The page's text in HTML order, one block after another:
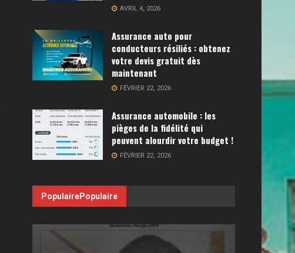
AVRIL 4, 2026
Assurance auto pour
conducteurs résiliés : obtenez
votre devis gratuit dès
maintenant
FÉVRIER 22, 2026
Assurance automobile : les
pièges de la fidélité qui
peuvent alourdir votre budget !
FÉVRIER 22, 2026
PopulairePopulaire